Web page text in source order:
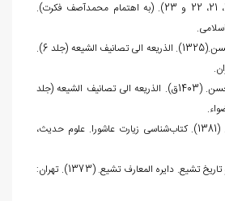
8، 10، 13، 15، 16، 19، 20، 21، 22 و 23). (به اهتمام محمدآصف فکرت).
• آقابزرگ طهرانی، محمدمحسن.(1325). الذریعه الی تصانیف الشیعه (جلد 6).
• آقابزرگ طهرانی، محمدمحسن. (1403ق). الذریعه الی تصانیف الشیعه (جلد
• انصاری قمی، ناصرالدین. (1381). کتاب‌شناسی زیارت عاشورا. علوم حدیث،
• تشیع؛ سیری در فرهنگ و تاریخ تشیع. دایره المعارف تشیع. (1373). تهران: